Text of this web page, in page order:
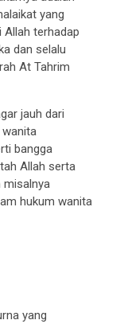
yang
Allah terhadap
dan selalu
At Tahrim
jauh dari
wanita
bangga
Allah serta
misalnya
hukum wanita
yang